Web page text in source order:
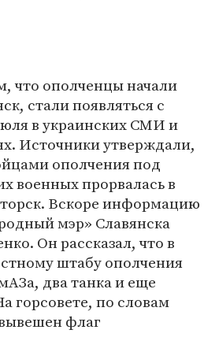
что ополченцы начали
стали появляться с
в украинских СМИ и
Источники утверждали,
ополчения под
военных прорвалась в
Вскоре информацию
мэр» Славянска
Он рассказал, что в
штабу ополчения
два танка и еще
горсовете, по словам
флаг